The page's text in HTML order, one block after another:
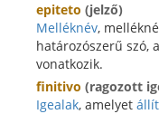
epiteto (jelző)
Melléknév,
határozószerű szó,
vonatkozik.
finitivo (ragozott
Igealak, amelyet